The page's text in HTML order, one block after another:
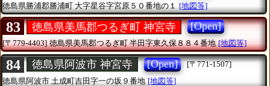
徳島県勝浦郡勝浦町 大字星谷字宮原５０番地の１ [地図等]
83 徳島県美馬郡つるぎ町 神宮寺 [Open]
[〒779-4403] 徳島県美馬郡つるぎ町半田字東久保８８４番地 [地図等]
84 徳島県阿波市 神宮寺 [Open]
[〒771-1507]
徳島県阿波市 土成町吉田字一の坂９番地 [地図等]